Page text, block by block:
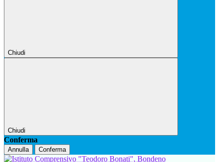
Chiudi
Chiudi
Conferma
Annulla Conferma